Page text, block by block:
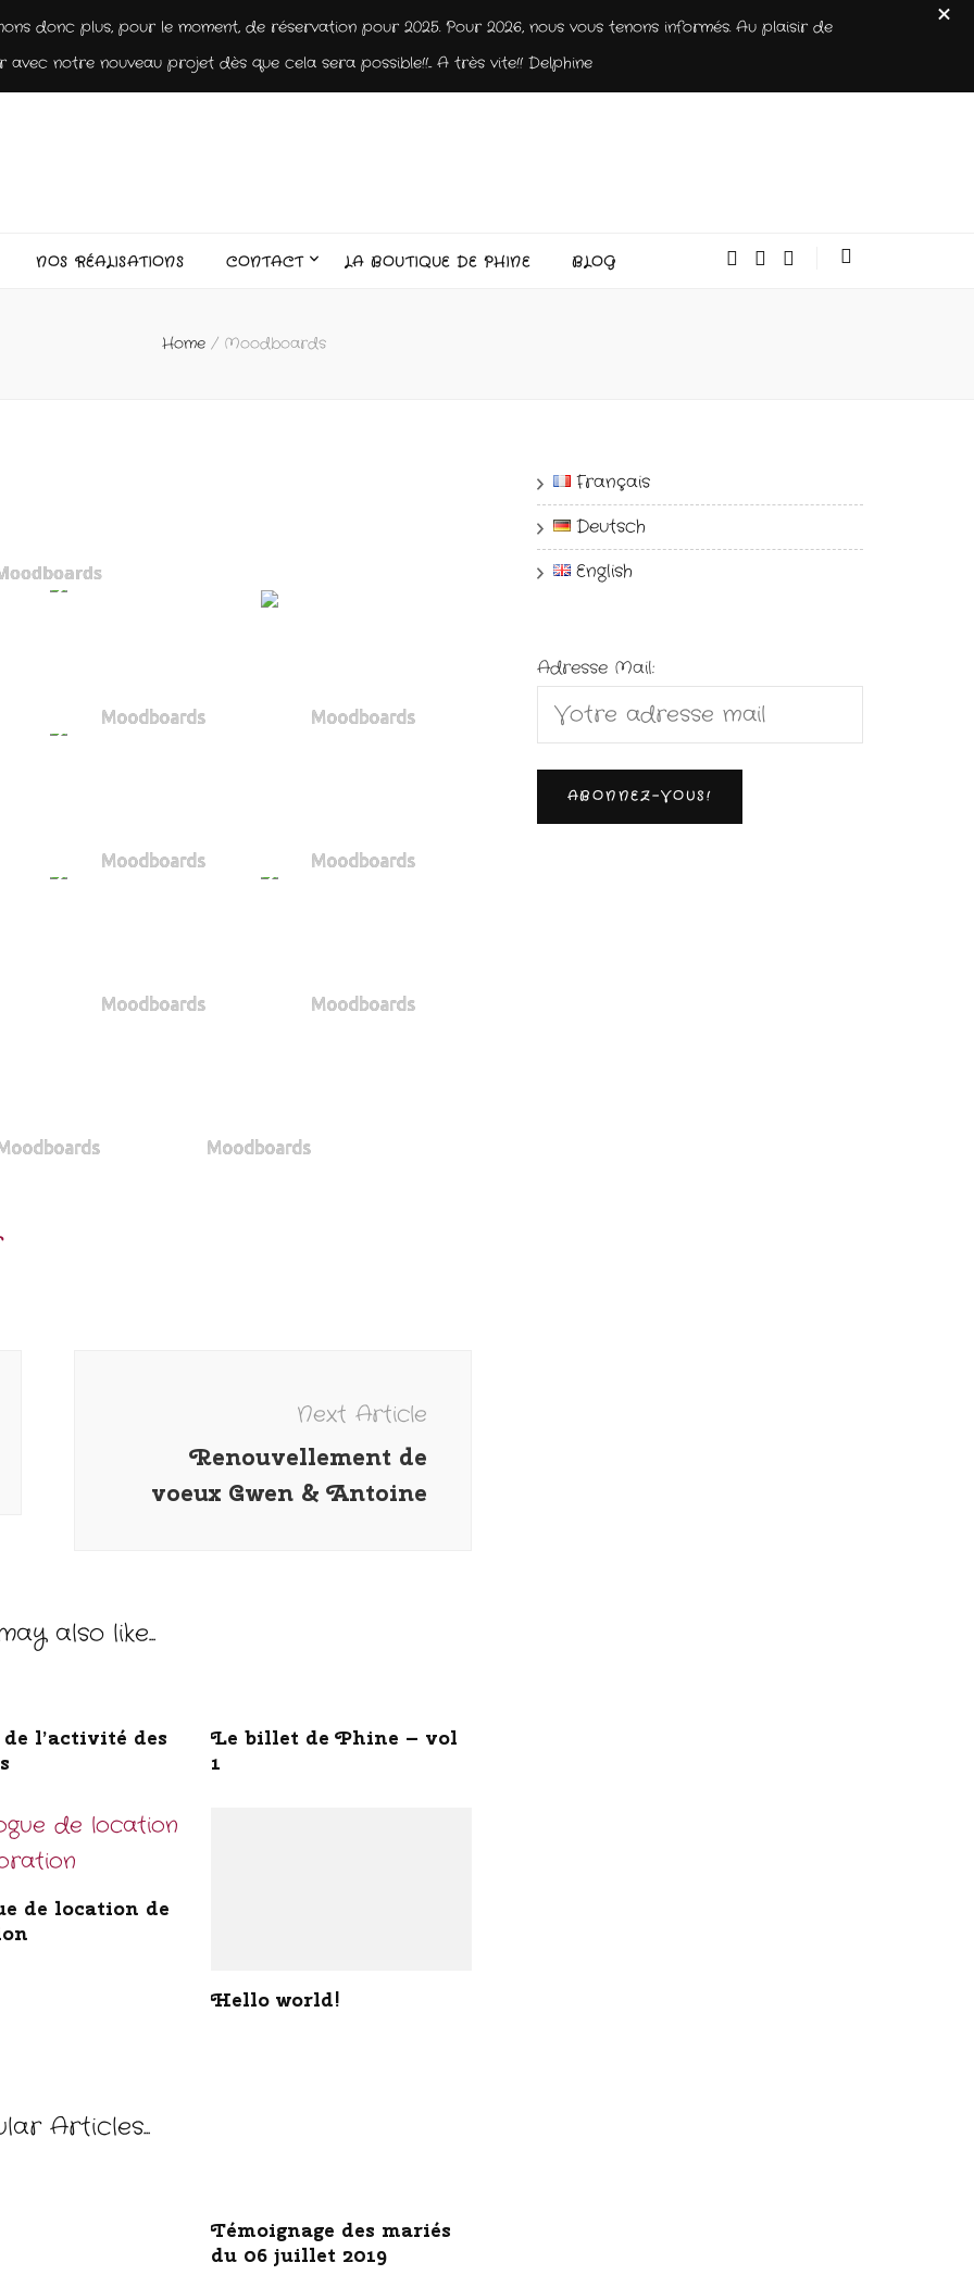
donc plus, pour le moment, de réservation pour 2025. Pour 2026, nous vous tenons informés. Au plaisir de
avec notre nouveau projet dès que cela sera possible!!... A très vite!! Delphine
NOS RÉALISATIONS CONTACT LA BOUTIQUE DE PHINE BLOG
Home / Moodboards
Moodboards Moodboards
Moodboards Moodboards
Moodboards Moodboards
Moodboards Moodboards
Next Article
Renouvellement de
voeux Gwen & Antoine
also like...
l’activité des
Le billet de Phine – vol
1
de location de
Hello world!
Articles...
Témoignage des mariés
du 06 juillet 2019
Français
Deutsch
English
Adresse Mail: